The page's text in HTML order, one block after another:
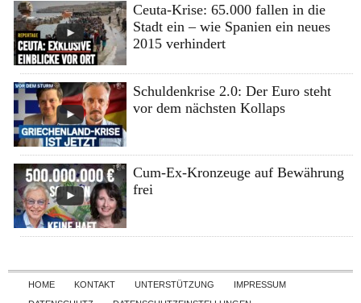
Ceuta-Krise: 65.000 fallen in die
Stadt ein – wie Spanien ein neues
2015 verhindert
Schuldenkrise 2.0: Der Euro steht
vor dem nächsten Kollaps
Cum-Ex-Kronzeuge auf Bewährung
frei
Skip to content
HOME KONTAKT UNTERSTÜTZUNG
IMPRESSUM